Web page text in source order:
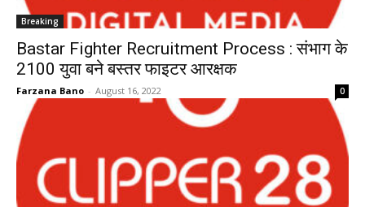
Breaking
Bastar Fighter Recruitment Process : संभाग के
2100 युवा बने बस्तर फाइटर आरक्षक
Farzana Bano - August 16, 2022 0